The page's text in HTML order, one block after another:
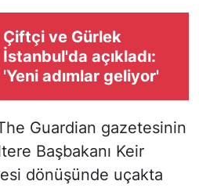
Çiftçi ve Gürlek
İstanbul'da açıkladı:
'Yeni adımlar geliyor'
Guardian gazetesinin
Başbakanı Keir
dönüşünde uçakta